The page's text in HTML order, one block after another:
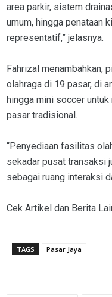
area parkir, sistem
umum, hingga penataan
representatif,” jelasnya.
Fahrizal menambahkan,
olahraga di 19 pasar, di
hingga mini soccer
pasar tradisional.
“Penyediaan fasilitas
sekadar pusat transaksi
sebagai ruang interaksi
Cek Artikel dan Berita
TAGS Pasar Jaya